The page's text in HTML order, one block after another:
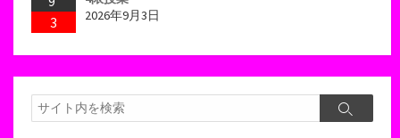
3
2026年9月3日
検
索
検